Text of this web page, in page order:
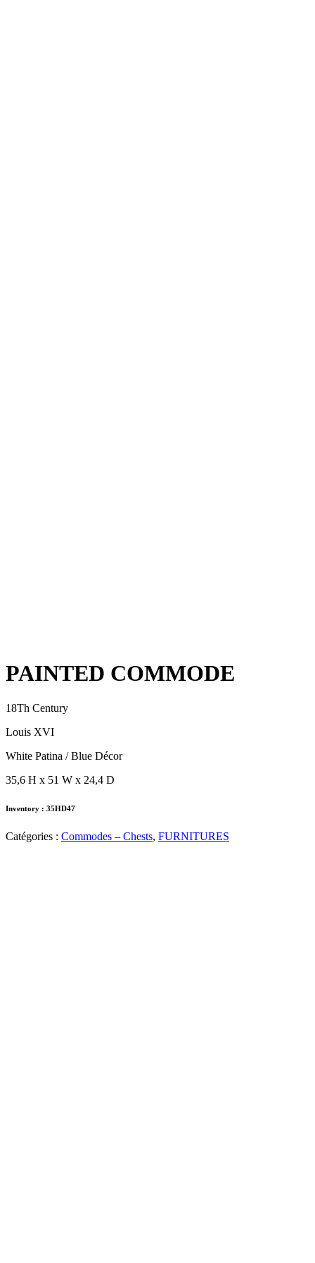
PAINTED COMMODE
18Th Century
Louis XVI
White Patina / Blue Décor
35,6 H x 51 W x 24,4 D
Inventory : 35HD47
Catégories : Commodes – Chests, FURNITURES